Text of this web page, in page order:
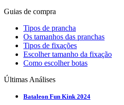
Guias de compra
Tipos de prancha
Os tamanhos das pranchas
Tipos de fixações
Escolher tamanho da fixação
Como escolher botas
Últimas Análises
Bataleon Fun Kink 2024